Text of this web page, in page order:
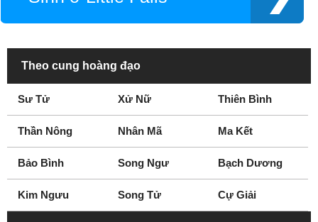
Theo cung hoàng đạo
Sư Tử Xử Nữ Thiên Bình
Thần Nông Nhân Mã Ma Kết
Bảo Bình Song Ngư Bạch Dương
Kim Ngưu Song Tử Cự Giải